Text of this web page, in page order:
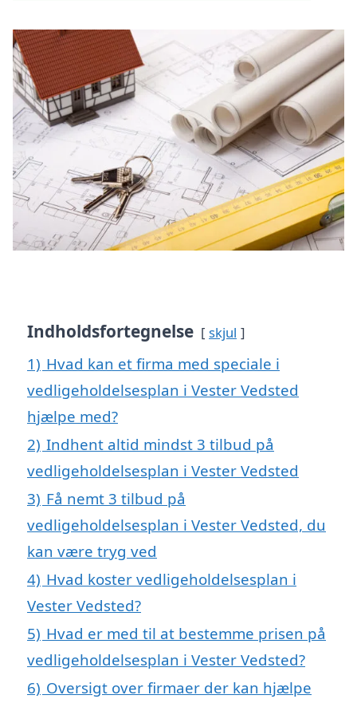
Indholdsfortegnelse skjul
1) Hvad kan et firma med speciale i
vedligeholdelsesplan i Vester Vedsted
hjælpe med?
2) Indhent altid mindst 3 tilbud på
vedligeholdelsesplan i Vester Vedsted
3) Få nemt 3 tilbud på
vedligeholdelsesplan i Vester Vedsted, du
kan være tryg ved
4) Hvad koster vedligeholdelsesplan i
Vester Vedsted?
5) Hvad er med til at bestemme prisen på
vedligeholdelsesplan i Vester Vedsted?
6) Oversigt over firmaer der kan hjælpe